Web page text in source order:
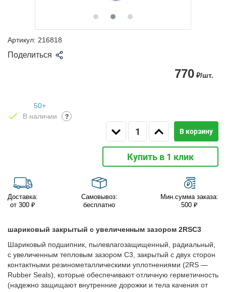
Артикул: 216818
Поделиться
770 ₽/шт.
50+
В наличии
?
В корзину
Купить в 1 клик
Доставка:
от 300 ₽
Самовывоз:
бесплатно
Мин.сумма заказа:
500 ₽
шариковый закрытый с увеличенным зазором 2RSС3
Шариковый подшипник, пылевлагозащищенный, радиальный,
с увеличенным тепловым зазором C3, закрытый с двух сторон
контактными резинометаллическими уплотнениями (2RS —
Rubber Seals), которые обеспечивают отличную герметичность
(надежно защищают внутренние дорожки и тела качения от